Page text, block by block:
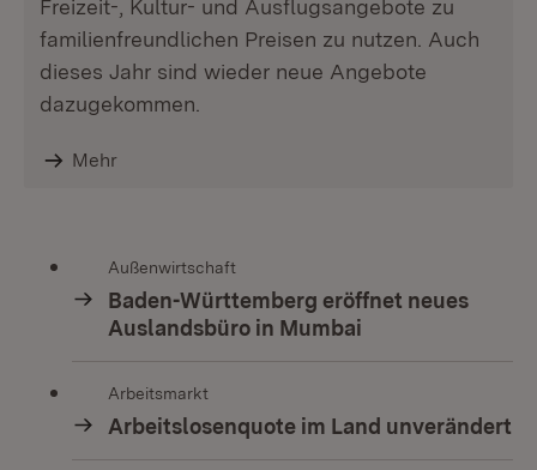
Freizeit-, Kultur- und Ausflugsangebote zu
familienfreundlichen Preisen zu nutzen. Auch
dieses Jahr sind wieder neue Angebote
dazugekommen.
Mehr
Außenwirtschaft
Baden-Württemberg eröffnet neues
Auslandsbüro in Mumbai
Arbeitsmarkt
Arbeitslosenquote im Land unverändert